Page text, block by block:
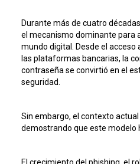
Durante más de cuatro
el mecanismo dominante para
mundo digital. Desde el
las plataformas bancarias, la
contraseña se convirtió en el
seguridad.
Sin embargo, el contexto
demostrando que este modelo